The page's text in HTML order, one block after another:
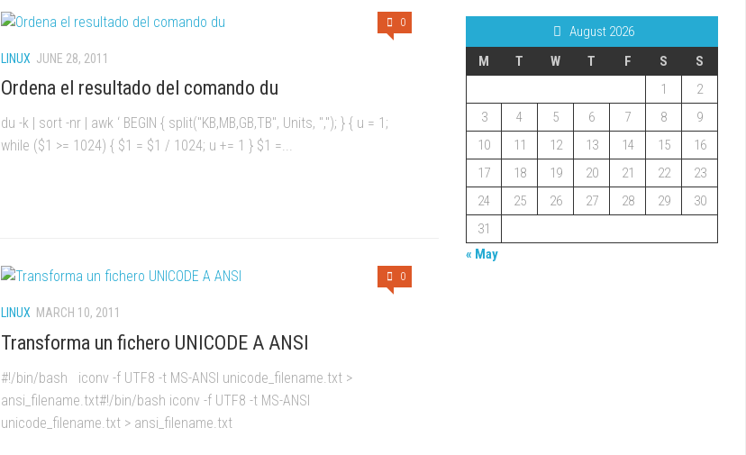
0
LINUX JUNE 28, 2011
Ordena el resultado del comando du
du -k | sort -nr | awk ‘ BEGIN { split("KB,MB,GB,TB", Units, ","); } { u = 1;
while ($1 >= 1024) { $1 = $1 / 1024; u += 1 } $1 =...
0
LINUX MARCH 10, 2011
Transforma un fichero UNICODE A ANSI
#!/bin/bash iconv -f UTF8 -t MS-ANSI unicode_filename.txt >
ansi_filename.txt#!/bin/bash iconv -f UTF8 -t MS-ANSI
unicode_filename.txt > ansi_filename.txt
August 2026
M
T W T F S
S
1
2
3
4 5 6 7 8
9
10
11 12 13 14 15
16
17
18 19 20 21 22
23
24
25 26 27 28 29
30
31
« May